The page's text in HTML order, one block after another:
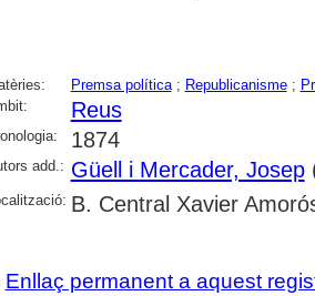
Premsa política; Republicanisme;
Reus
1874
add.: Güell i Mercader, Josep
B. Central Xavier
Enllaç permanent a aquest